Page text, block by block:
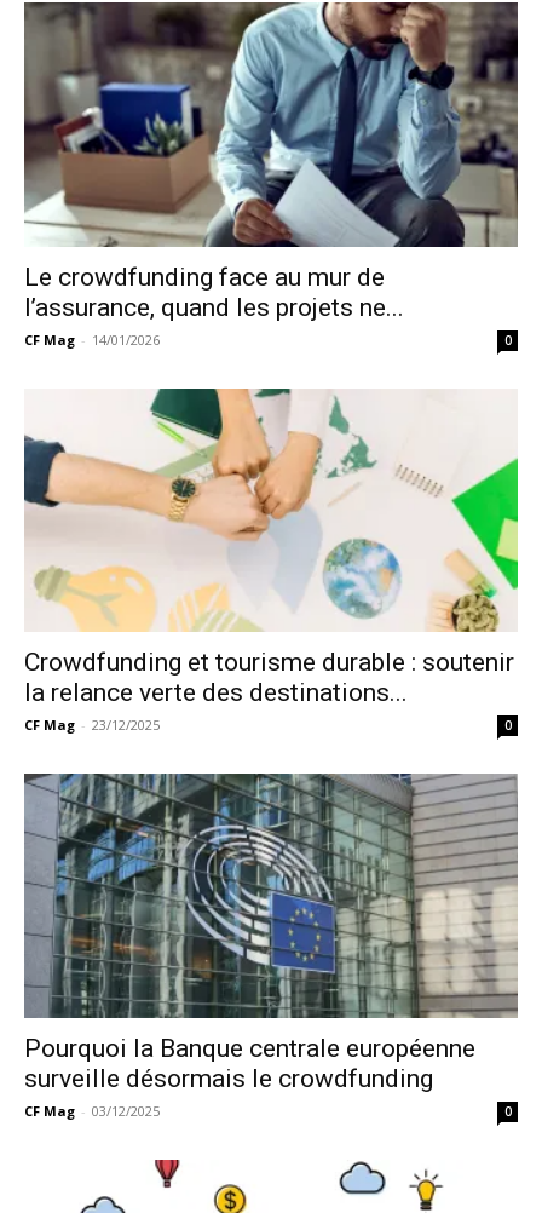
Le crowdfunding face au mur de
l’assurance, quand les projets ne...
CF Mag - 14/01/2026 0
Crowdfunding et tourisme durable : soutenir
la relance verte des destinations...
CF Mag - 23/12/2025 0
Pourquoi la Banque centrale européenne
surveille désormais le crowdfunding
CF Mag - 03/12/2025 0